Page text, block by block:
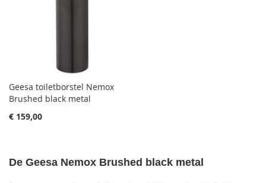
Geesa toiletborstel Nemox
Brushed black metal
€ 159,00
De Geesa Nemox Brushed black metal